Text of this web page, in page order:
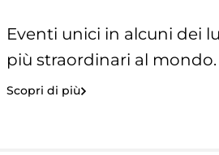
Eventi unici in alcuni dei
più straordinari al mondo.
Scopri di più